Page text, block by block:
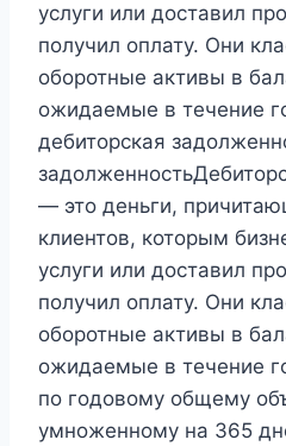
услуги или доставил
получил оплату. Они
оборотные активы в
ожидаемые в течение
дебиторская
— это деньги,
клиентов, которым
услуги или доставил
получил оплату. Они
оборотные активы в
ожидаемые в течение
по годовому общему
умноженному на 365